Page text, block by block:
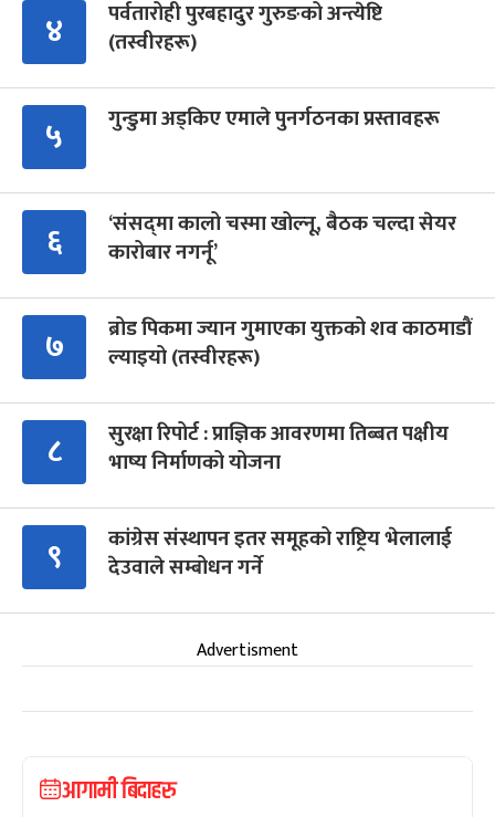
४
पर्वतारोही पुरबहादुर गुरुङको अन्त्येष्टि
(तस्वीरहरू)
५ गुन्डुमा अड्किए एमाले पुनर्गठनका प्रस्तावहरू
६
‘संसद्‍मा कालो चस्मा खोल्नू, बैठक चल्दा सेयर
कारोबार नगर्नू’
७
ब्रोड पिकमा ज्यान गुमाएका युक्तको शव काठमाडौं
ल्याइयो (तस्वीरहरू)
८
सुरक्षा रिपोर्ट : प्राज्ञिक आवरणमा तिब्बत पक्षीय
भाष्य निर्माणको योजना
९
कांग्रेस संस्थापन इतर समूहको राष्ट्रिय भेलालाई
देउवाले सम्बोधन गर्ने
Advertisment
आगामी बिदाहरु